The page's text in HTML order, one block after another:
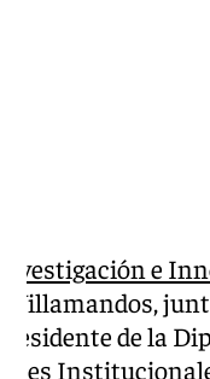
e
Villamandos,
presidente de la